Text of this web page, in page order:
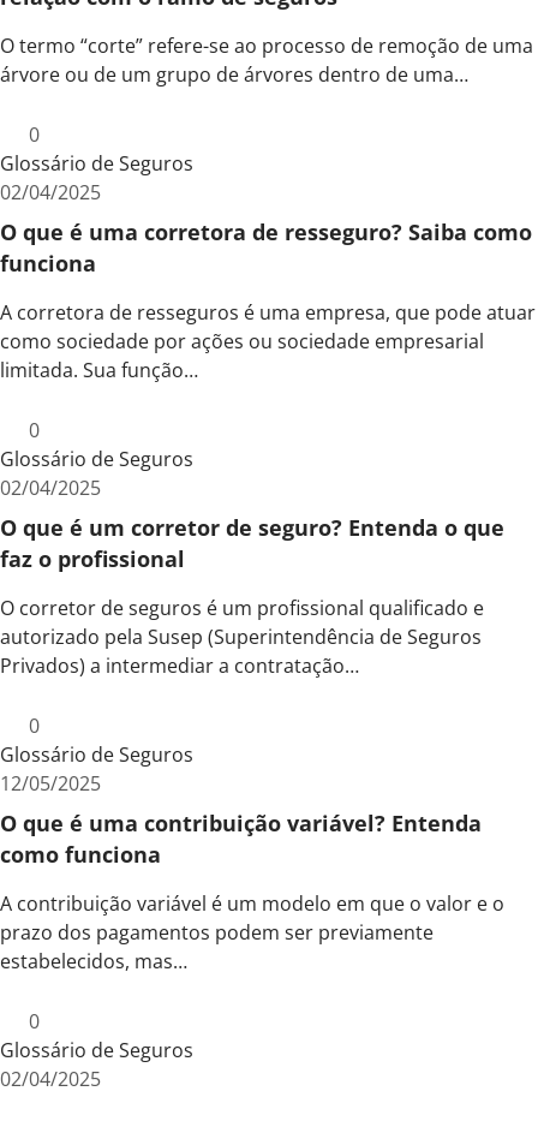
O termo “corte” refere-se ao processo de remoção de uma
árvore ou de um grupo de árvores dentro de uma…
0
Glossário de Seguros
02/04/2025
O que é uma corretora de resseguro? Saiba como
funciona
A corretora de resseguros é uma empresa, que pode atuar
como sociedade por ações ou sociedade empresarial
limitada. Sua função…
0
Glossário de Seguros
02/04/2025
O que é um corretor de seguro? Entenda o que
faz o profissional
O corretor de seguros é um profissional qualificado e
autorizado pela Susep (Superintendência de Seguros
Privados) a intermediar a contratação…
0
Glossário de Seguros
12/05/2025
O que é uma contribuição variável? Entenda
como funciona
A contribuição variável é um modelo em que o valor e o
prazo dos pagamentos podem ser previamente
estabelecidos, mas…
0
Glossário de Seguros
02/04/2025